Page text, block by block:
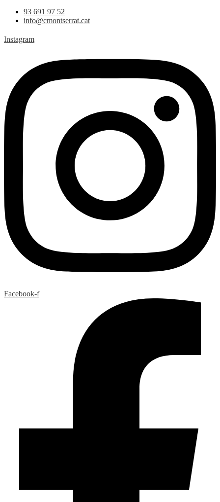
93 691 97 52
info@cmontserrat.cat
Instagram
Facebook-f